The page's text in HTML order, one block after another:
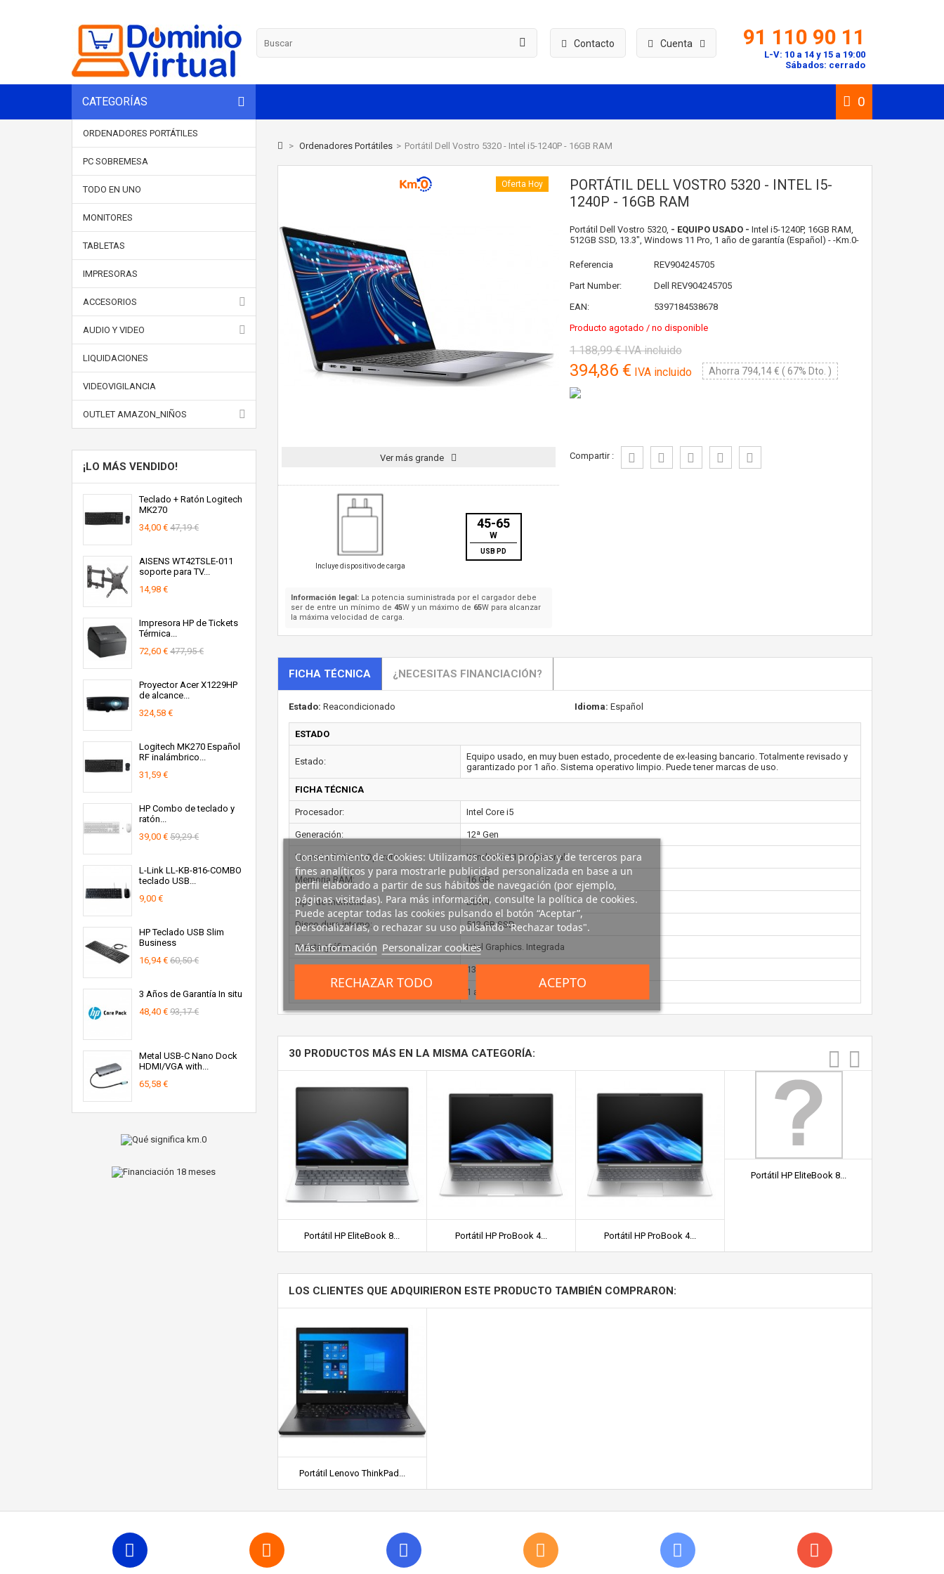
Cuenta
Contacto 91 110 90 11
L-V: 10 a 14 y 15 a 19:00
Sábados: cerrado
CATEGORÍAS 0
ORDENADORES PORTÁTILES
PC SOBREMESA
TODO EN UNO
MONITORES
TABLETAS
IMPRESORAS
ACCESORIOS
AUDIO Y VIDEO
LIQUIDACIONES
VIDEOVIGILANCIA
OUTLET AMAZON_NIÑOS
¡LO MÁS VENDIDO!
Teclado + Ratón Logitech
MK270
34,00 € 47,19 €
AISENS WT42TSLE-011
soporte para TV...
14,98 €
Impresora HP de Tickets
Térmica...
72,60 € 477,95 €
Proyector Acer X1229HP
de alcance...
324,58 €
Logitech MK270 Español
RF inalámbrico...
31,59 €
HP Combo de teclado y
ratón...
39,00 € 59,29 €
L-Link LL-KB-816-COMBO
teclado USB...
9,00 €
HP Teclado USB Slim
Business
16,94 € 60,50 €
3 Años de Garantía In situ
48,40 € 93,17 €
Metal USB-C Nano Dock
HDMI/VGA with...
65,58 €
> Ordenadores Portátiles > Portátil Dell Vostro 5320 - Intel i5-1240P - 16GB RAM
Oferta Hoy
Ver más grande
Incluye dispositivo de carga
45-65
W
USB PD
Información legal:La potencia suministrada por el cargador debe
ser de entre un mínimo de 45W y un máximo de 65W para alcanzar
la máxima velocidad de carga.
PORTÁTIL DELL VOSTRO 5320 - INTEL I5-
1240P - 16GB RAM
Portátil Dell Vostro 5320, - EQUIPO USADO - Intel i5-1240P, 16GB RAM,
512GB SSD, 13.3", Windows 11 Pro, 1 año de garantía (Español) - -Km.0-
Referencia
REV904245705
Part Number:
Dell REV904245705
EAN:
5397184538678
Producto agotado / no disponible
1 188,99 €IVA incluido
394,86 € IVA incluido Ahorra 794,14 € ( 67% Dto. )
Compartir :
FICHA TÉCNICA ¿NECESITAS FINANCIACIÓN?
Estado: Reacondicionado Idioma: Español
ESTADO
Estado:
Equipo usado, en muy buen estado, procedente de ex-leasing bancario. Totalmente revisado y
garantizado por 1 año. Sistema operativo limpio. Puede tener marcas de uso.
FICHA TÉCNICA
Procesador: Intel Core i5
Generación: 12ª Gen
Licencia Sistema Operativo: Windows 11 Profesional
Memoria RAM: 16 GB
Tipo de memoria: DDR4
Disco duro interno: 512 GB SSD
Tarjeta gráfica: Intel Graphics. Integrada
13.3"
1 año, batería 6 meses
30 PRODUCTOS MÁS EN LA MISMA CATEGORÍA:
Portátil HP EliteBook 8... Portátil HP ProBook 4... Portátil HP ProBook 4...
Portátil HP EliteBook 8...
LOS CLIENTES QUE ADQUIRIERON ESTE PRODUCTO TAMBIÉN COMPRARON:
Portátil Lenovo ThinkPad...
Consentimiento de Cookies: Utilizamos cookies propias y de terceros para
fines analíticos y para mostrarle publicidad personalizada en base a un
perfil elaborado a partir de sus hábitos de navegación (por ejemplo,
páginas visitadas). Para más información, consulte la política de cookies.
Puede aceptar todas las cookies pulsando el botón “Aceptar”,
personalizarlas, o rechazar su uso pulsando "Rechazar todas".
Más información Personalizar cookies
RECHAZAR TODO ACEPTO